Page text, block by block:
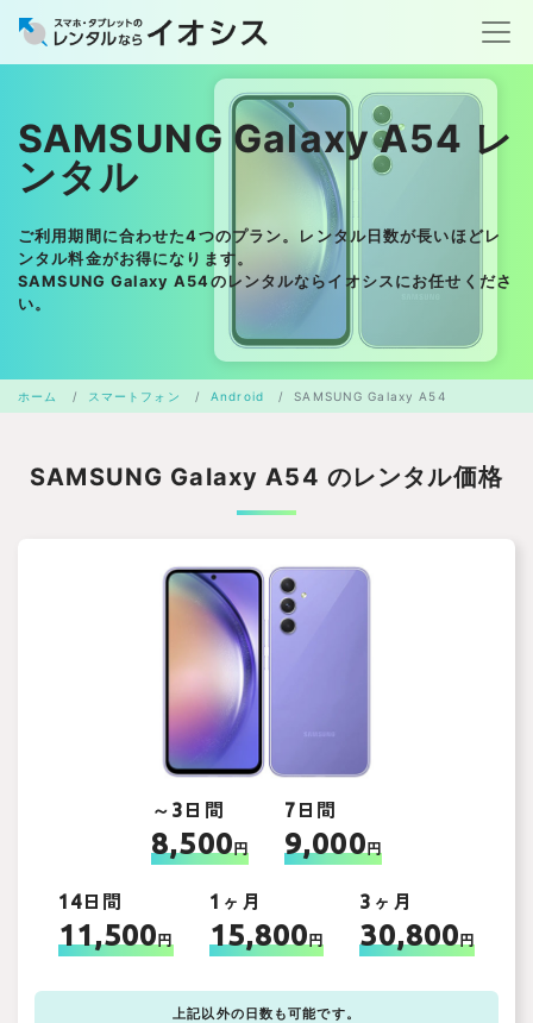
SAMSUNG Galaxy A54 レ
ンタル
ご利用期間に合わせた4つのプラン。レンタル日数が長いほどレ
ンタル料金がお得になります。
SAMSUNG Galaxy A54のレンタルならイオシスにお任せくださ
い。
ホーム スマートフォン Android SAMSUNG Galaxy A54
SAMSUNG Galaxy A54 のレンタル価格
～3日間
8,500円
7日間
9,000円
14日間
11,500円
1ヶ月
15,800円
3ヶ月
30,800円
上記以外の日数も可能です。